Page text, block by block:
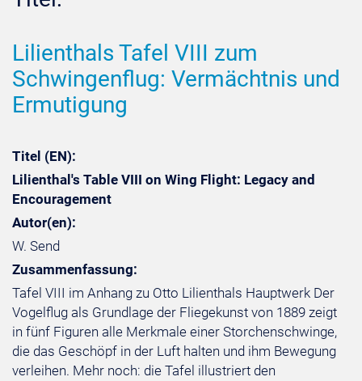
Lilienthals Tafel VIII zum
Schwingenflug: Vermächtnis und
Ermutigung
Titel (EN):
Lilienthal's Table VIII on Wing Flight: Legacy and
Encouragement
Autor(en):
W. Send
Zusammenfassung:
Tafel VIII im Anhang zu Otto Lilienthals Hauptwerk Der
Vogelflug als Grundlage der Fliegekunst von 1889 zeigt
in fünf Figuren alle Merkmale einer Storchenschwinge,
die das Geschöpf in der Luft halten und ihm Bewegung
verleihen. Mehr noch: die Tafel illustriert den